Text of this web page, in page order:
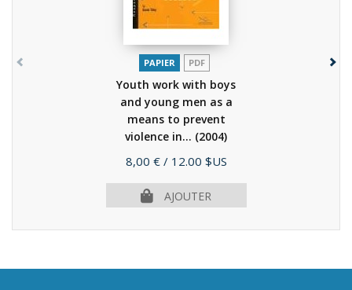
PAPIER PDF
Youth work with boys
and young men as a
means to prevent
violence in... (2004)
Prix
8,00 € / 12.00 $US
AJOUTER